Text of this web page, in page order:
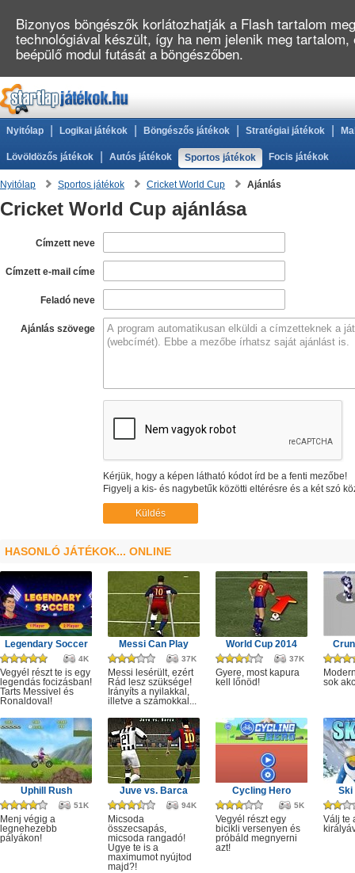
Nyitólap Logikai játékok Böngészős játékok Stratégiai játékok
Lövöldözős játékok Autós játékok Sportos játékok Focis játékok
Nyitólap Sportos játékok Cricket World Cup Ajánlás
Cricket World Cup ajánlása
Címzett neve
Címzett e-mail címe
Feladó neve
Ajánlás szövege
Kérjük, hogy a képen látható kódot írd be a fenti mezőbe!
Figyelj a kis- és nagybetűk közötti eltérésre és a két szó
HASONLÓ JÁTÉKOK... ONLINE
Legendary Soccer
4K
Vegyél részt te is egy
legendás focizásban!
Tarts Messivel és
Ronaldoval!
Messi Can Play
37K
Messi lesérült, ezért
Rád lesz szüksége!
Irányíts a nyilakkal,
illetve a számokkal...
World Cup 2014
37K
Gyere, most kapura
kell lőnöd!
sok
Uphill Rush
51K
Menj végig a
legnehezebb
pályákon!
Juve vs. Barca
94K
Micsoda
összecsapás,
micsoda rangadó!
Ugye te is a
maximumot nyújtod
majd?!
Cycling Hero
5K
Vegyél részt egy
bicikli versenyen és
próbáld megnyerni
azt!
Ski
Válj te
Bizonyos böngészők korlátozhatják a Flash tartalom
technológiával készült, így ha nem jelenik meg
beépülő modul futását a böngészőben.